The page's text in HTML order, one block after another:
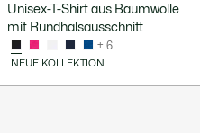
Unisex-T-Shirt aus Baumwolle
mit Rundhalsausschnitt
+ 6
NEUE KOLLEKTION